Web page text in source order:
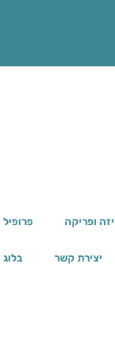
ופריקה
יצירת קשר בלוג